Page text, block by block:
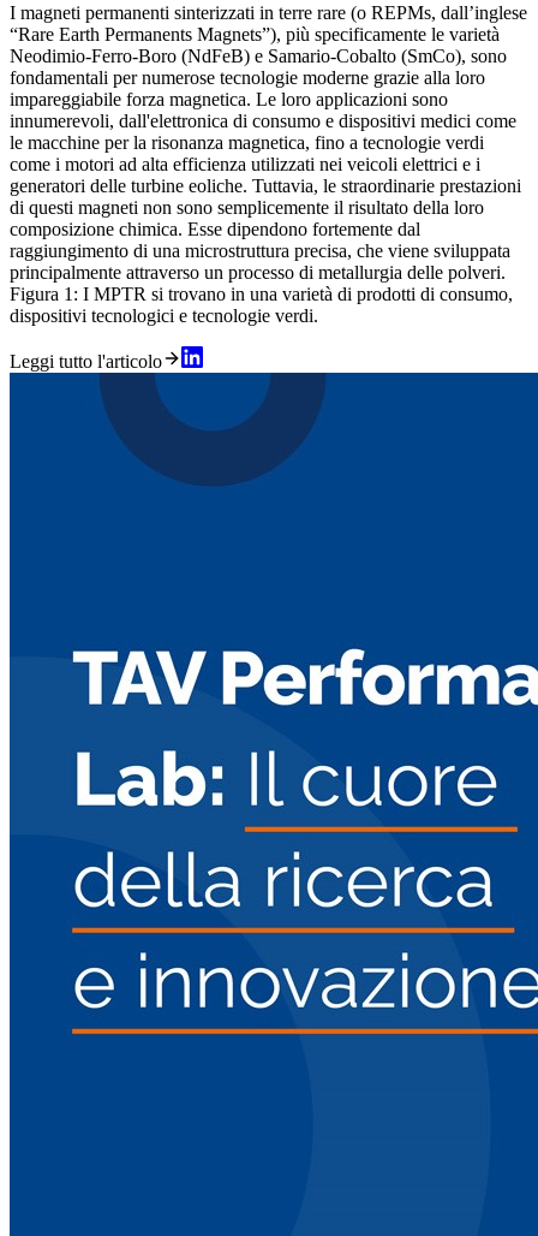
I magneti permanenti sinterizzati in terre rare (o REPMs, dall’inglese
“Rare Earth Permanents Magnets”), più specificamente le varietà
Neodimio-Ferro-Boro (NdFeB) e Samario-Cobalto (SmCo), sono
fondamentali per numerose tecnologie moderne grazie alla loro
impareggiabile forza magnetica. Le loro applicazioni sono
innumerevoli, dall'elettronica di consumo e dispositivi medici come
le macchine per la risonanza magnetica, fino a tecnologie verdi
come i motori ad alta efficienza utilizzati nei veicoli elettrici e i
generatori delle turbine eoliche. Tuttavia, le straordinarie prestazioni
di questi magneti non sono semplicemente il risultato della loro
composizione chimica. Esse dipendono fortemente dal
raggiungimento di una microstruttura precisa, che viene sviluppata
principalmente attraverso un processo di metallurgia delle polveri.
Figura 1: I MPTR si trovano in una varietà di prodotti di consumo,
dispositivi tecnologici e tecnologie verdi.
Leggi tutto l'articolo